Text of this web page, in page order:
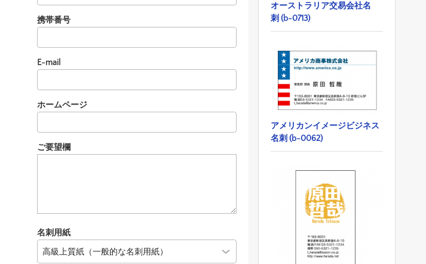
携帯番号
E-mail
ホームページ
ご要望欄
名刺用紙
オーストラリア交易会社名
刺 (b-0713)
アメリカンイメージビジネス
名刺 (b-0062)